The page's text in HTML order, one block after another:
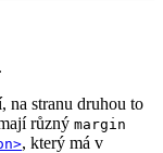
.
na stranu druhou to
různý margin
, který má v